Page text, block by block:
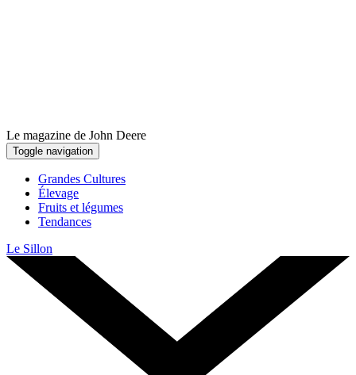
Le magazine de John Deere
Toggle navigation
Grandes Cultures
Élevage
Fruits et légumes
Tendances
Le Sillon